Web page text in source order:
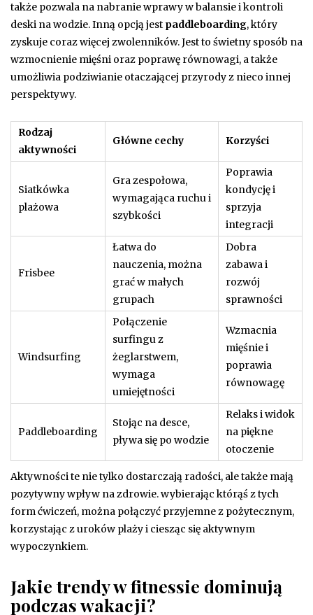
także pozwala na nabranie wprawy w balansie i kontroli
deski na wodzie. Inną opcją jest paddleboarding, który
zyskuje coraz więcej zwolenników. Jest to świetny sposób na
wzmocnienie mięśni oraz poprawę równowagi, a także
umożliwia podziwianie otaczającej przyrody z nieco innej
perspektywy.
Rodzaj
aktywności
Główne cechy Korzyści
Siatkówka
plażowa
Gra zespołowa,
wymagająca ruchu i
szybkości
Poprawia
kondycję i
sprzyja
integracji
Frisbee
Łatwa do
nauczenia, można
grać w małych
grupach
Dobra
zabawa i
rozwój
sprawności
Windsurfing
Połączenie
surfingu z
żeglarstwem,
wymaga
umiejętności
Wzmacnia
mięśnie i
poprawia
równowagę
Paddleboarding
Stojąc na desce,
pływa się po wodzie
Relaks i widok
na piękne
otoczenie
Aktywności te nie tylko dostarczają radości, ale także mają
pozytywny wpływ na zdrowie. wybierając którąś z tych
form ćwiczeń, można połączyć przyjemne z pożytecznym,
korzystając z uroków plaży i ciesząc się aktywnym
wypoczynkiem.
Jakie trendy w fitnessie dominują
podczas wakacji?